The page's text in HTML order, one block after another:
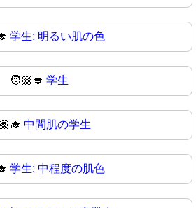
学生: 明るい肌の色
🧑🏼‍🎓 学生
中間肌の学生
学生: 中程度の肌色